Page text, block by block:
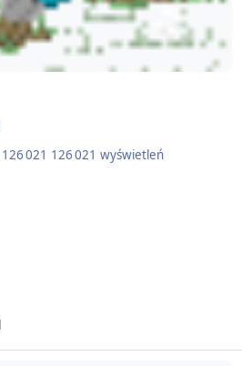
126 021 wyświetleń